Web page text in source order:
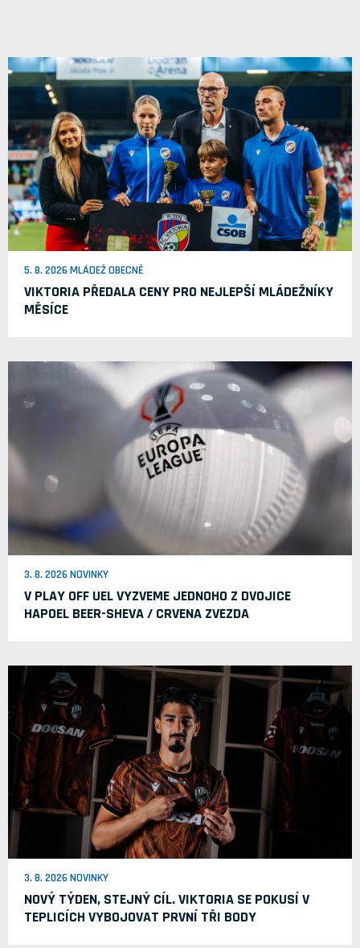
5. 8. 2026 MLÁDEŽ OBECNĚ
VIKTORIA PŘEDALA CENY PRO NEJLEPŠÍ MLÁDEŽNÍKY
MĚSÍCE
3. 8. 2026 NOVINKY
V PLAY OFF UEL VYZVEME JEDNOHO Z DVOJICE
HAPOEL BEER-SHEVA / CRVENA ZVEZDA
3. 8. 2026 NOVINKY
NOVÝ TÝDEN, STEJNÝ CÍL. VIKTORIA SE POKUSÍ V
TEPLICÍCH VYBOJOVAT PRVNÍ TŘI BODY